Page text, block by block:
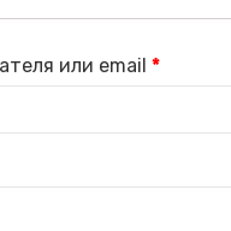
или email *